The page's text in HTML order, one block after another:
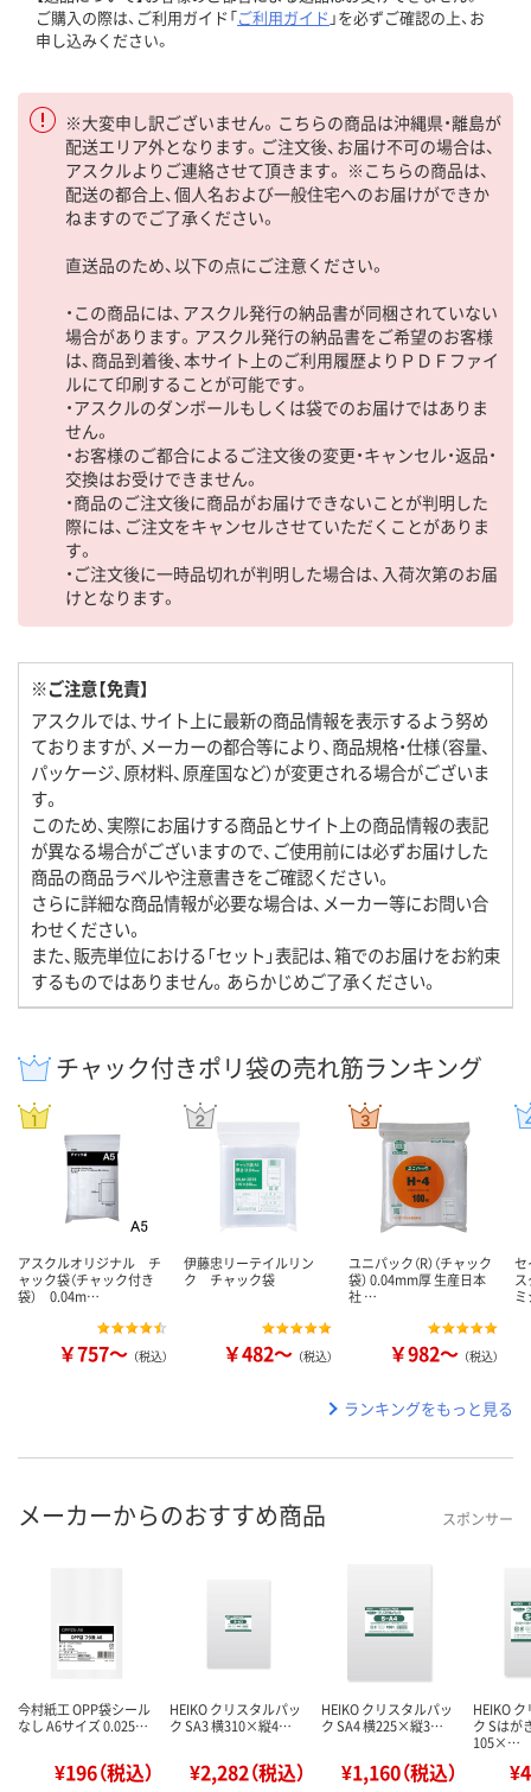
ご購入の際は、ご利用ガイド「ご利用ガイド 」を必ずご確認の上、お
申し込みください。
※大変申し訳ございません。こちらの商品は沖縄県・離島が
配送エリア外となります。ご注文後、お届け不可の場合は、
アスクルよりご連絡させて頂きます。 ※こちらの商品は、
配送の都合上、個人名および一般住宅へのお届けができか
ねますのでご了承ください。
直送品のため、以下の点にご注意ください。
・この商品には、アスクル発行の納品書が同梱されていない
場合があります。アスクル発行の納品書をご希望のお客様
は、商品到着後、本サイト上のご利用履歴よりＰＤＦファイ
ルにて印刷することが可能です。
・アスクルのダンボールもしくは袋でのお届けではありま
せん。
・お客様のご都合によるご注文後の変更・キャンセル・返品・
交換はお受けできません。
・商品のご注文後に商品がお届けできないことが判明した
際には、ご注文をキャンセルさせていただくことがありま
す。
・ご注文後に一時品切れが判明した場合は、入荷次第のお届
けとなります。
※ご注意【免責】
アスクルでは、サイト上に最新の商品情報を表示するよう努め
ておりますが、メーカーの都合等により、商品規格・仕様（容量、
パッケージ、原材料、原産国など）が変更される場合がございま
す。
このため、実際にお届けする商品とサイト上の商品情報の表記
が異なる場合がございますので、ご使用前には必ずお届けした
商品の商品ラベルや注意書きをご確認ください。
さらに詳細な商品情報が必要な場合は、メーカー等にお問い合
わせください。
また、販売単位における「セット」表記は、箱でのお届けをお約束
するものではありません。あらかじめご了承ください。
チャック付きポリ袋の売れ筋ランキング
アスクルオリジナル チ
ャック袋（チャック付き
袋） 0.04m…
￥757～ （税込）
伊藤忠リーテイルリン
ク チャック袋
￥482～ （税込）
ユニパック（R）（チャック
袋） 0.04mm厚 生産日本
社 …
￥982～ （税込）
セ
ランキングをもっと見る
メーカーからのおすすめ商品 スポンサー
今村紙工 OPP袋シール
なし A6サイズ 0.025…
¥196（税込）
HEIKO クリスタルパッ
ク SA3 横310×縦4…
¥2,282（税込）
HEIKO クリスタルパッ
ク SA4 横225×縦3…
¥1,160（税込）
HEIKO
ク Sはが
105×…